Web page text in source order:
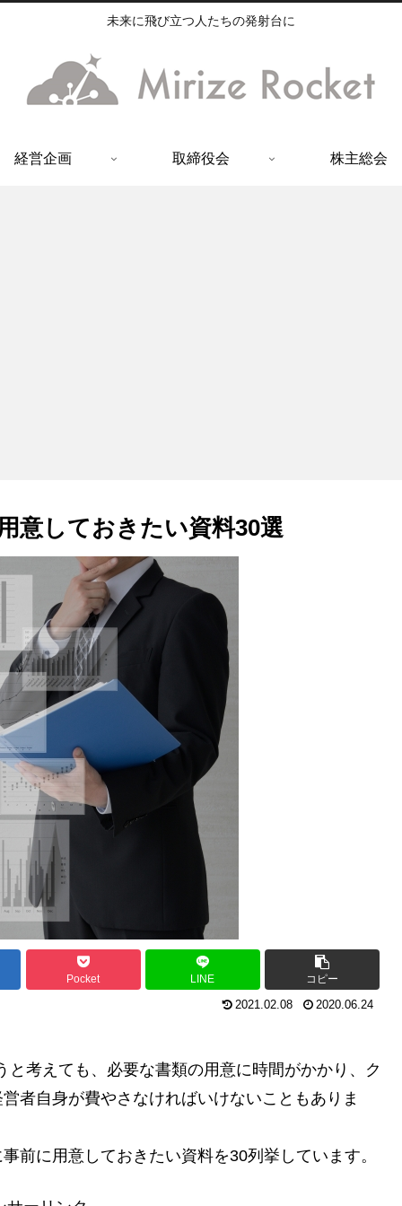
未来に飛び立つ人たちの発射台に
経営企画 取締役会 株主総会
意しておきたい資料30選
Pocket LINE コピー
2021.02.08 2020.06.24
と考えても、必要な書類の用意に時間がかかり、ク
者自身が費やさなければいけないこともありま
前に用意しておきたい資料を30列挙しています。